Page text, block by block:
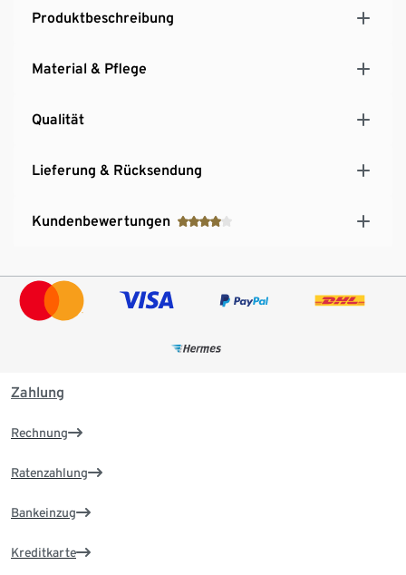
Klettverschluss-Innentasche
Weitenverstellbarer Saum mit Kordelzug
Produktbeschreibung
Material & Pflege
Qualität
Lieferung & Rücksendung
Kundenbewertungen
Zahlung
Rechnung
Ratenzahlung
Bankeinzug
Kreditkarte